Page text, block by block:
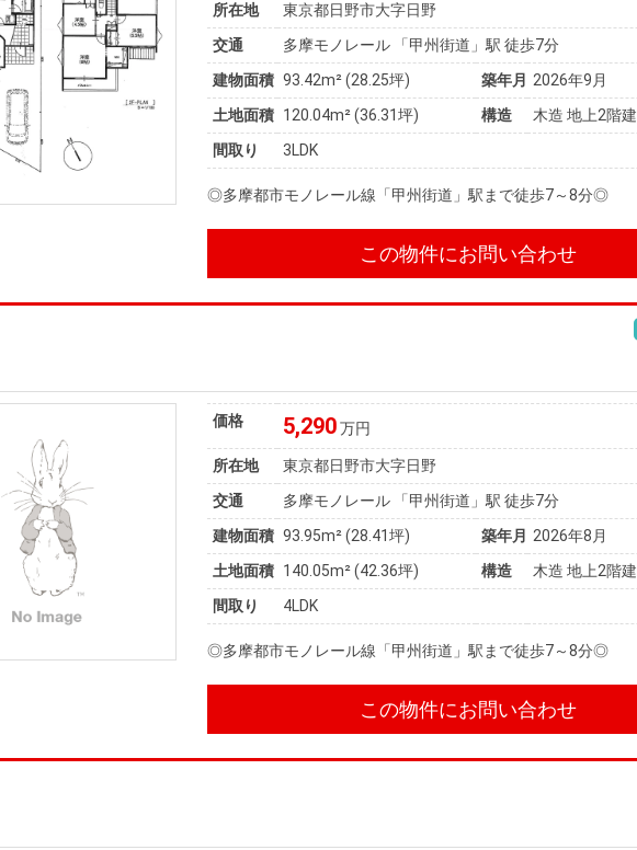
所在地
東京都日野市大字日野
交通
多摩モノレール 「甲州街道」駅 徒歩7分
建物面積 93.42m² (28.25坪) 築年月
2026年9月
土地面積 120.04m² (36.31坪) 構造
木造 地上2階建
間取り
3LDK
◎多摩都市モノレール線「甲州街道」駅まで徒歩7～8分◎
この物件にお問い合わせ
価格 5,290万円
所在地
東京都日野市大字日野
交通
多摩モノレール 「甲州街道」駅 徒歩7分
建物面積 93.95m² (28.41坪) 築年月
2026年8月
土地面積 140.05m² (42.36坪) 構造
木造 地上2階建
間取り
4LDK
◎多摩都市モノレール線「甲州街道」駅まで徒歩7～8分◎
この物件にお問い合わせ